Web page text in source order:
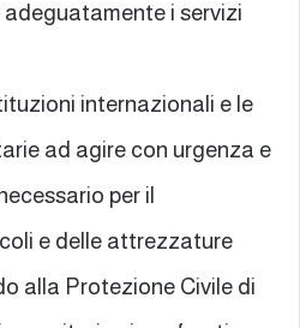
i servizi
internazionali e le
ad agire con urgenza e
per il
e delle attrezzature
alla Protezione Civile di